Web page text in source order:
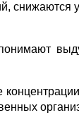
снижаются